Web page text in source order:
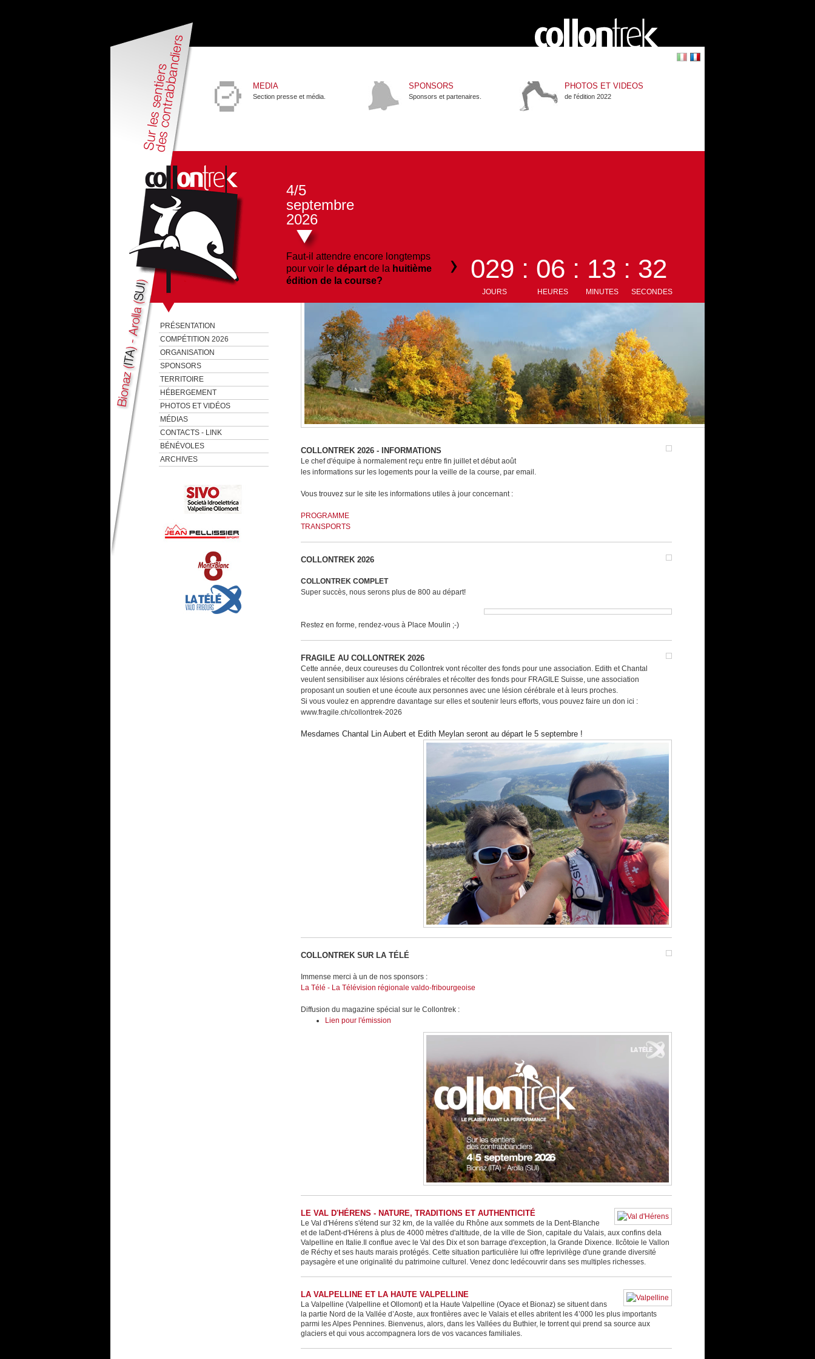
MEDIA
Section presse et média.
SPONSORS
Sponsors et partenaires.
PHOTOS ET VIDEOS
de l'édition 2022
4/5
septembre
2026
Faut-il attendre encore longtemps
pour voir le départ de la huitième
édition de la course? 029 : 06 : 13 : 32
JOURS HEURES MINUTES SECONDES
PRÉSENTATION
COMPÉTITION 2026
ORGANISATION
SPONSORS
TERRITOIRE
HÉBERGEMENT
PHOTOS ET VIDÉOS
MÉDIAS
CONTACTS - LINK
BÉNÉVOLES
ARCHIVES
COLLONTREK 2026 - INFORMATIONS
Le chef d'équipe à normalement reçu entre fin juillet et début août
les informations sur les logements pour la veille de la course, par email.
Vous trouvez sur le site les informations utiles à jour concernant :
PROGRAMME
TRANSPORTS
COLLONTREK 2026
COLLONTREK COMPLET
Super succès, nous serons plus de 800 au départ!
Restez en forme, rendez-vous à Place Moulin ;-)
FRAGILE AU COLLONTREK 2026
Cette année, deux coureuses du Collontrek vont récolter des fonds pour une association. Edith et Chantal
veulent sensibiliser aux lésions cérébrales et récolter des fonds pour FRAGILE Suisse, une association
proposant un soutien et une écoute aux personnes avec une lésion cérébrale et à leurs proches.
Si vous voulez en apprendre davantage sur elles et soutenir leurs efforts, vous pouvez faire un don ici :
www.fragile.ch/collontrek-2026
Mesdames Chantal Lin Aubert et Edith Meylan seront au départ le 5 septembre !
COLLONTREK SUR LA TÉLÉ
Immense merci à un de nos sponsors :
La Télé - La Télévision régionale valdo-fribourgeoise
Diffusion du magazine spécial sur le Collontrek :
Lien pour l'émission
LE VAL D'HÉRENS - NATURE, TRADITIONS ET AUTHENTICITÉ
Le Val d'Hérens s'étend sur 32 km, de la vallée du Rhône aux sommets de la Dent-Blanche
et de laDent-d'Hérens à plus de 4000 mètres d'altitude, de la ville de Sion, capitale du Valais, aux confins dela
Valpelline en Italie.Il conflue avec le Val des Dix et son barrage d'exception, la Grande Dixence. Ilcôtoie le Vallon
de Réchy et ses hauts marais protégés. Cette situation particulière lui offre leprivilège d'une grande diversité
paysagère et une originalité du patrimoine culturel. Venez donc ledécouvrir dans ses multiples richesses.
LA VALPELLINE ET LA HAUTE VALPELLINE
La Valpelline (Valpelline et Ollomont) et la Haute Valpelline (Oyace et Bionaz) se situent dans
la partie Nord de la Vallée d’Aoste, aux frontières avec le Valais et elles abritent les 4’000 les plus importants
parmi les Alpes Pennines. Bienvenus, alors, dans les Vallées du Buthier, le torrent qui prend sa source aux
glaciers et qui vous accompagnera lors de vos vacances familiales.